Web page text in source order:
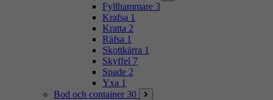
Fyllhammare 3
Krafsa 1
Kratta 2
Räfsa 1
Skottkärra 1
Skyffel 7
Spade 2
Yxa 1
Bod och container 30